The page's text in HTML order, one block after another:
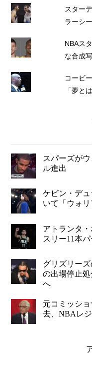
スター
ラーシ
NBAス
な合成
コービ
「夢と
スパーズが
ル進出
ケビン・デ
いて「ウォリ
アトランタ
スリー11本
グリズリー
の出場停止
へ
元コミッシ
去、NBAレ